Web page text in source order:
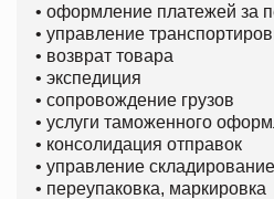
• оформление платежей за
• управление
• возврат товара
• экспедиция
• сопровождение грузов
• услуги таможенного
• консолидация отправок
• управление
• переупаковка, маркировка